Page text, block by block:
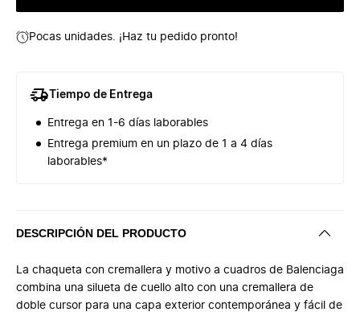
Pocas unidades. ¡Haz tu pedido pronto!
Tiempo de Entrega
Entrega en 1-6 días laborables
Entrega premium en un plazo de 1 a 4 días
laborables*
DESCRIPCIÓN DEL PRODUCTO
La chaqueta con cremallera y motivo a cuadros de Balenciaga
combina una silueta de cuello alto con una cremallera de
doble cursor para una capa exterior contemporánea y fácil de